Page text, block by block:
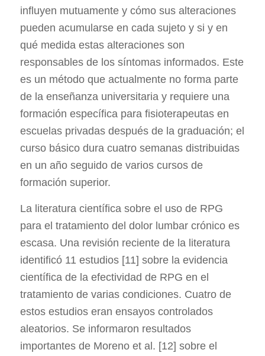
influyen mutuamente y cómo sus alteraciones
pueden acumularse en cada sujeto y si y en
qué medida estas alteraciones son
responsables de los síntomas informados. Este
es un método que actualmente no forma parte
de la enseñanza universitaria y requiere una
formación específica para fisioterapeutas en
escuelas privadas después de la graduación; el
curso básico dura cuatro semanas distribuidas
en un año seguido de varios cursos de
formación superior.
La literatura científica sobre el uso de RPG
para el tratamiento del dolor lumbar crónico es
escasa. Una revisión reciente de la literatura
identificó 11 estudios [11] sobre la evidencia
científica de la efectividad de RPG en el
tratamiento de varias condiciones. Cuatro de
estos estudios eran ensayos controlados
aleatorios. Se informaron resultados
importantes de Moreno et al. [12] sobre el